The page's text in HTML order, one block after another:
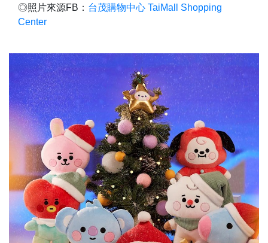
◎照片來源FB： 台茂購物中心 TaiMall Shopping
Center